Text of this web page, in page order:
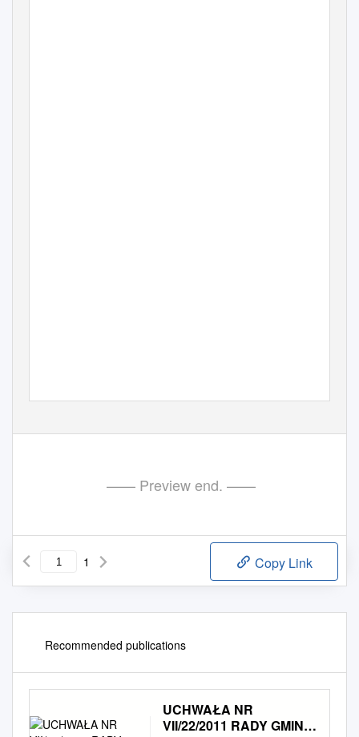
—— Preview end. ——
1 Copy Link
Recommended publications
UCHWAŁA NR
VII/22/2011 RADY GMINY